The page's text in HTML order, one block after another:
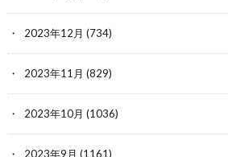
2023年12月 (734)
2023年11月 (829)
2023年10月 (1036)
2023年9月 (1161)